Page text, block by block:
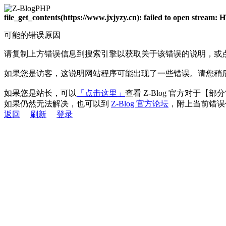
file_get_contents(https://www.jxjyzy.cn): failed to open stream:
可能的错误原因
请复制上方错误信息到搜索引擎以获取关于该错误的说明，或
如果您是访客，这说明网站程序可能出现了一些错误。请您稍
如果您是站长，可以 「点击这里」 查看 Z-Blog 官方对于【部
如果仍然无法解决，也可以到 Z-Blog 官方论坛 ，附上当前错
返回
刷新 登录